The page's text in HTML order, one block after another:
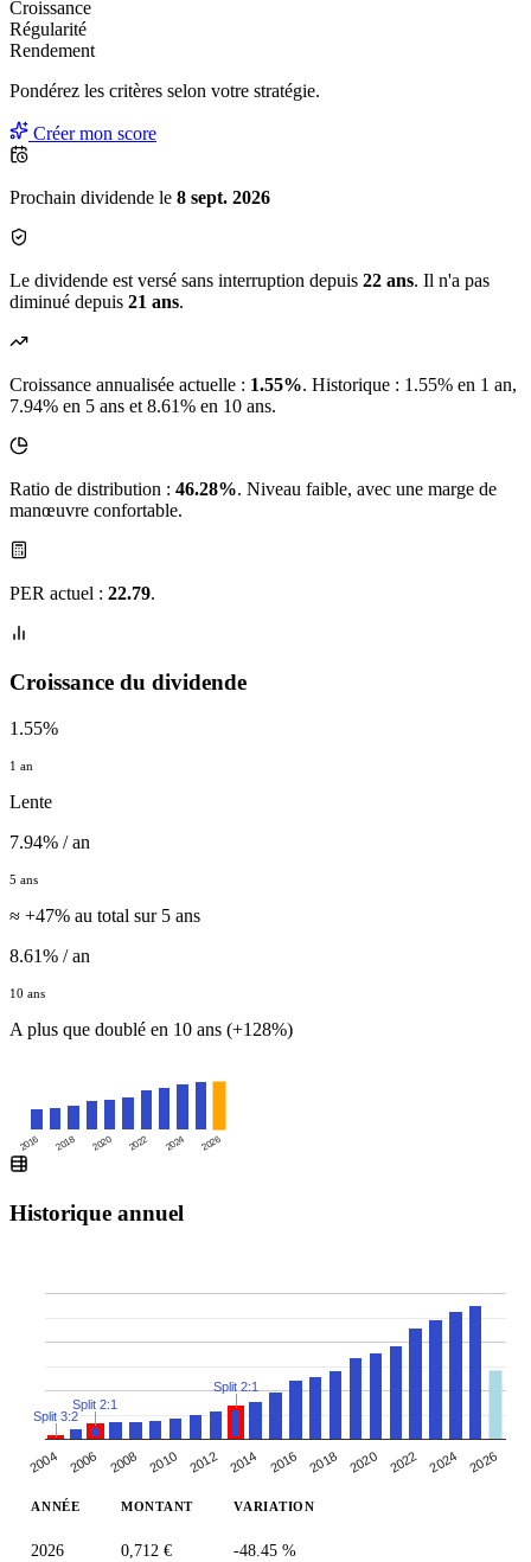
Croissance
Régularité
Rendement
Pondérez les critères selon votre stratégie.
Créer mon score
Prochain dividende le 8 sept. 2026
Le dividende est versé sans interruption depuis 22 ans. Il n'a pas
diminué depuis 21 ans.
Croissance annualisée actuelle : 1.55%. Historique : 1.55% en 1 an,
7.94% en 5 ans et 8.61% en 10 ans.
Ratio de distribution : 46.28%. Niveau faible, avec une marge de
manœuvre confortable.
PER actuel : 22.79.
Croissance du dividende
1.55%
1 an
Lente
7.94% / an
5 ans
≈ +47% au total sur 5 ans
8.61% / an
10 ans
A plus que doublé en 10 ans (+128%)
2016 2018 2020 2022 2024 2026
Historique annuel
2004 2006 2008 2010 2012 2014 2016 2018 2020 2022 2024 2026
Split 3:2
Split 2:1
Split 2:1
ANNÉE MONTANT VARIATION
2026 0,712 € -48.45 %